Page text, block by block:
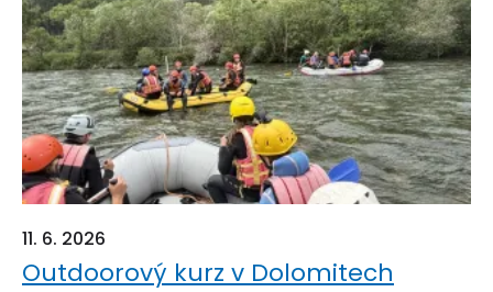
11. 6. 2026
Outdoorový kurz v Dolomitech